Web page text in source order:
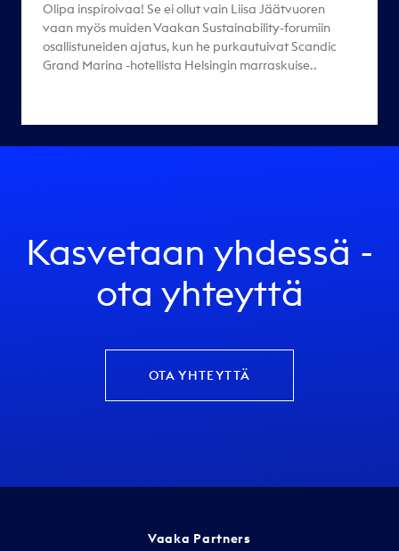
Olipa inspiroivaa! Se ei ollut vain Liisa Jäätvuoren
vaan myös muiden Vaakan Sustainability-forumiin
osallistuneiden ajatus, kun he purkautuivat Scandic
Grand Marina -hotellista Helsingin marraskuise..
Kasvetaan yhdessä -
ota yhteyttä
OTA YHTEYTTÄ
Vaaka Partners